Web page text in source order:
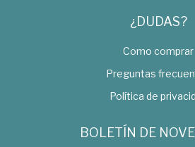
¿DUDAS?
Como comprar
Preguntas
Política de
BOLETÍN DE